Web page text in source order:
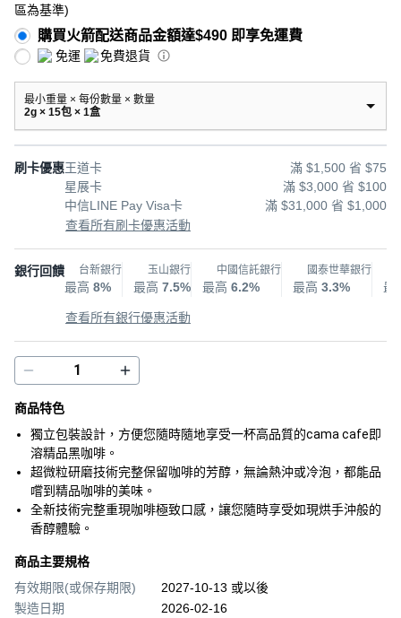
區為基準)
購買火箭配送商品金額達$490 即享免運費
免運 免費退貨
最小重量 × 每份數量 × 數量
2g × 15包 × 1盒
刷卡優惠王道卡
滿 $1,500 省 $75
星展卡
滿 $3,000 省 $100
中信LINE Pay Visa卡
滿 $31,000 省 $1,000
查看所有刷卡優惠活動
銀行回饋 台新銀行
最高 8%
玉山銀行
最高 7.5%
中國信託銀行
最高 6.2%
國泰世華銀行
最高 3.3% 最
查看所有銀行優惠活動
商品特色
獨立包裝設計，方便您隨時隨地享受一杯高品質的cama cafe即
溶精品黑咖啡。
超微粒研磨技術完整保留咖啡的芳醇，無論熱沖或冷泡，都能品
嚐到精品咖啡的美味。
全新技術完整重現咖啡極致口感，讓您隨時享受如現烘手沖般的
香醇體驗。
商品主要規格
有效期限(或保存期限)
2027-10-13 或以後
製造日期
2026-02-16